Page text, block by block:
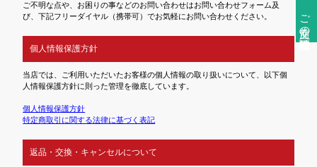
ご注文前の確認事項
ご不明な点や、お困りの事などのお問い合わせはお問い合わせフォーム及
び、下記フリーダイヤル（携帯可）でお気軽にお問い合わせください。
個人情報保護方針
当店では、ご利用いただいたお客様の個人情報の取り扱いについて、以下個
人情報保護方針に則った管理を徹底しています。
個人情報保護方針
特定商取引に関する法律に基づく表記
返品・交換・キャンセルについて